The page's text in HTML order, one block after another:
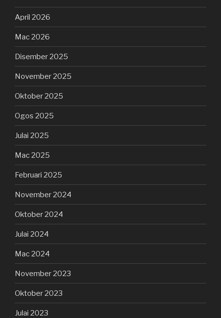
April 2026
Mac 2026
Disember 2025
November 2025
Oktober 2025
Ogos 2025
Julai 2025
Mac 2025
Februari 2025
November 2024
Oktober 2024
Julai 2024
Mac 2024
November 2023
Oktober 2023
Julai 2023